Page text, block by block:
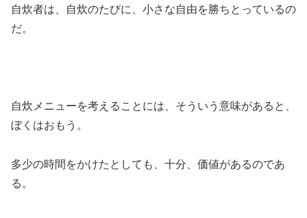
自炊者は、自炊のたびに、小さな自由を勝ちとっているの
だ。
自炊メニューを考えることには、そういう意味があると、
ぼくはおもう。
多少の時間をかけたとしても、十分、価値があるのであ
る。